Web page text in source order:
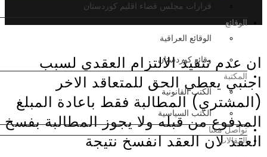
قرارات مجلس قضاء اقليم كوردستان
الوقائع
الوقائع العراقية
وقائع كوردستان
المكتبة
الكتب القانونية
الكتب السياسية
تواصل معنا
المقالات
موقع المكتب :: Location office
ان عدم تنفيذ الالتزام العقدي لسبب
اجنبي يعطي الحق للمتعاقد الاخر
(المشتري) المطالبة فقط باعادة المبلغ
المدفوع من قبله ولا يجوز المطالبة بفسخ
العقد لان العقد انفسخ نتيجة